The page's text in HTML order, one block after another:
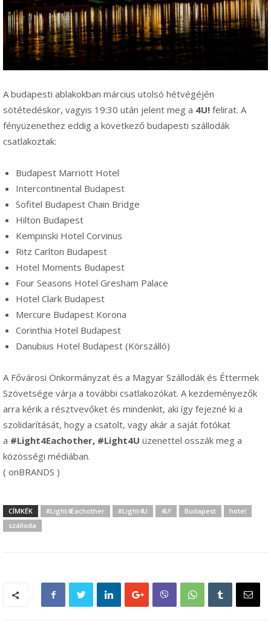
A budapesti ablakokban március utolsó hétvégéjén
sötétedéskor, vagyis 19:30 után jelent meg a 4U! felirat. A
fényüzenethez eddig a következő budapesti szállodák
csatlakoztak:
Budapest Marriott Hotel
Intercontinental Budapest
Sofitel Budapest Chain Bridge
Hilton Budapest
Kempinski Hotel Corvinus
Ritz Carlton Budapest
Hotel Moments Budapest
Four Seasons Hotel Gresham Palace
Hotel Clark Budapest
Mercure Budapest Korona
Corinthia Hotel Budapest
Danubius Hotel Budapest (Körszálló)
A Fővárosi Önkormányzat és a Magyar Szállodák és Éttermek
Szövetsége várja a további csatlakozókat. A kezdeményezők
arra kérik a résztvevőket és mindenkit, aki így fejezné ki a
szolidarítását, hogy a csatolt, vagy akár a saját fotókat
a #Light4Eachother, #Light4U üzenettel osszák meg a
közösségi médiában.
( onBRANDS )
CÍMKÉK #Light4Eachother #Light4U 4U! Budapest
hotel
szálloda